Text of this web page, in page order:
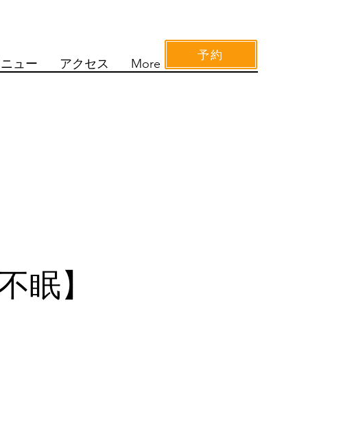
ュー アクセス More
予約
眠】